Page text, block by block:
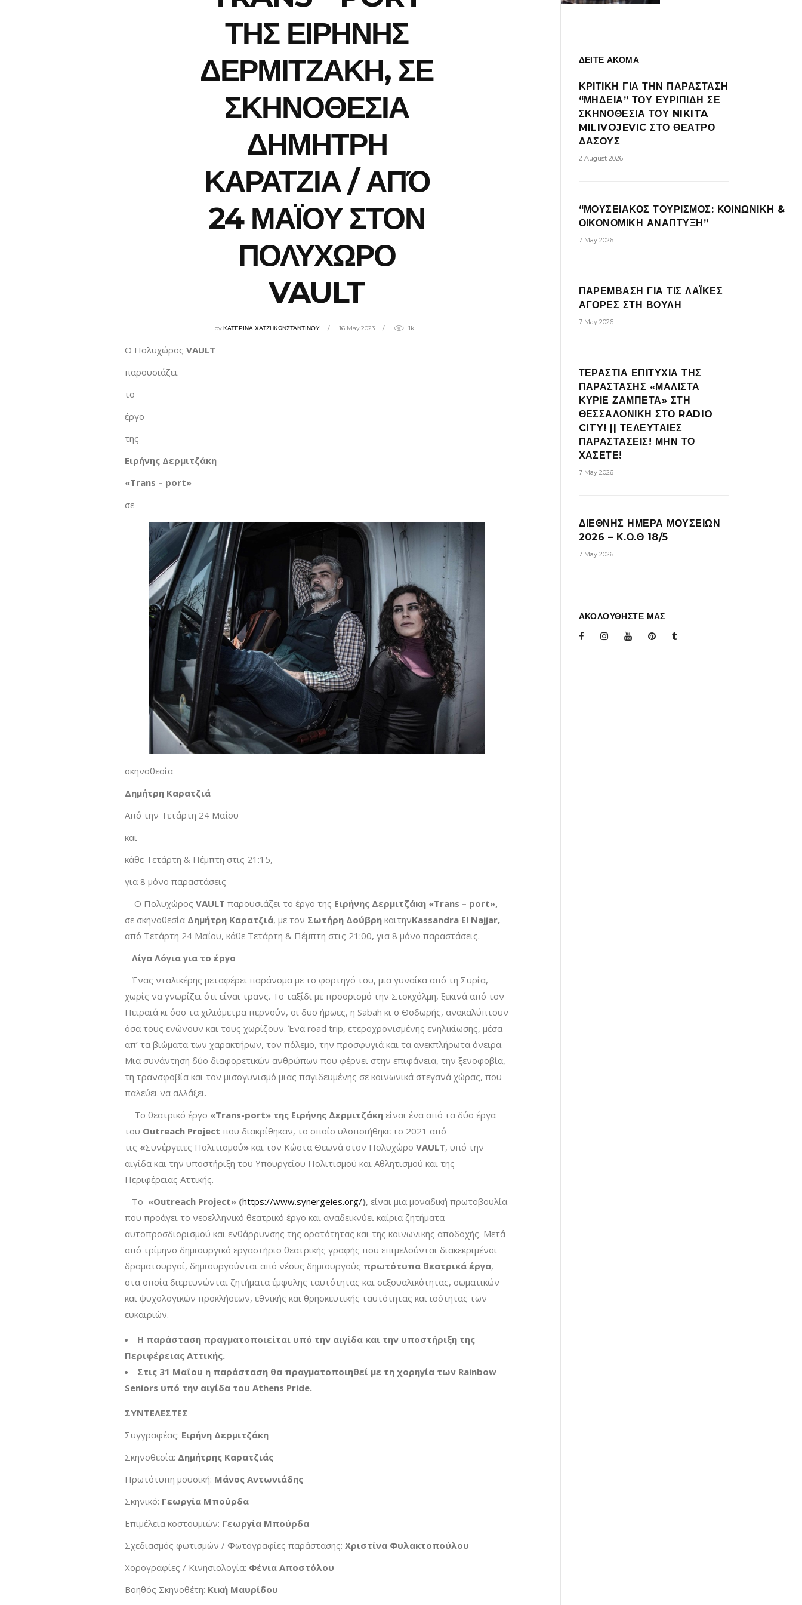
ΤΗΣ ΕΙΡΗΝΗΣ
ΔΕΡΜΙΤΖΑΚΗ, ΣΕ
ΣΚΗΝΟΘΕΣΙΑ
ΔΗΜΗΤΡΗ
ΚΑΡΑΤΖΙΑ / ΑΠΌ
24 ΜΑΪΟΥ ΣΤΟΝ
ΠΟΛΥΧΩΡΟ
VAULT
byΚΑΤΕΡΙΝΑ ΧΑΤΖΗΚΩΝΣΤΑΝΤΙΝΟΥ 16 May 2023 1k
Ο Πολυχώρος VAULT
παρουσιάζει
το
έργο
της
Ειρήνης Δερμιτζάκη
«Trans – port»
σε
σκηνοθεσία
Δημήτρη Καρατζιά
Από την Τετάρτη 24 Μαΐου
και
κάθε Τετάρτη & Πέμπτη στις 21:15,
για 8 μόνο παραστάσεις
Ο Πολυχώρος VAULT παρουσιάζει το έργο της Ειρήνης Δερμιτζάκη «Trans – port»,
σε σκηνοθεσία Δημήτρη Καρατζιά, με τον Σωτήρη Δούβρη καιτηνKassandra El Najjar,
από Τετάρτη 24 Μαΐου, κάθε Τετάρτη & Πέμπτη στις 21:00, για 8 μόνο παραστάσεις.
Λίγα Λόγια για το έργο
Ένας νταλικέρης μεταφέρει παράνομα με το φορτηγό του, μια γυναίκα από τη Συρία,
χωρίς να γνωρίζει ότι είναι τρανς. Το ταξίδι με προορισμό την Στοκχόλμη, ξεκινά από τον
Πειραιά κι όσο τα χιλιόμετρα περνούν, οι δυο ήρωες, η Sabah κι ο Θοδωρής, ανακαλύπτουν
όσα τους ενώνουν και τους χωρίζουν. Ένα road trip, ετεροχρονισμένης ενηλικίωσης, μέσα
απ’ τα βιώματα των χαρακτήρων, τον πόλεμο, την προσφυγιά και τα ανεκπλήρωτα όνειρα.
Μια συνάντηση δύο διαφορετικών ανθρώπων που φέρνει στην επιφάνεια, την ξενοφοβία,
τη τρανσφοβία και τον μισογυνισμό μιας παγιδευμένης σε κοινωνικά στεγανά χώρας, που
παλεύει να αλλάξει.
Το θεατρικό έργο «Trans-port» της Ειρήνης Δερμιτζάκη είναι ένα από τα δύο έργα
του Outreach Project που διακρίθηκαν, το οποίο υλοποιήθηκε το 2021 από
τις «Συνέργειες Πολιτισμού» και τον Κώστα Θεωνά στον Πολυχώρο VAULT, υπό την
αιγίδα και την υποστήριξη του Υπουργείου Πολιτισμού και Αθλητισμού και της
Περιφέρειας Αττικής.
Το «Outreach Project» (https://www.synergeies.org/), είναι μια μοναδική πρωτοβουλία
που προάγει το νεοελληνικό θεατρικό έργο και αναδεικνύει καίρια ζητήματα
αυτοπροσδιορισμού και ενθάρρυνσης της ορατότητας και της κοινωνικής αποδοχής. Μετά
από τρίμηνο δημιουργικό εργαστήριο θεατρικής γραφής που επιμελούνται διακεκριμένοι
δραματουργοί, δημιουργούνται από νέους δημιουργούς πρωτότυπα θεατρικά έργα,
στα οποία διερευνώνται ζητήματα έμφυλης ταυτότητας και σεξουαλικότητας, σωματικών
και ψυχολογικών προκλήσεων, εθνικής και θρησκευτικής ταυτότητας και ισότητας των
ευκαιριών.
Η παράσταση πραγματοποιείται υπό την αιγίδα και την υποστήριξη της
Περιφέρειας Αττικής.
Στις 31 Μαΐου η παράσταση θα πραγματοποιηθεί με τη χορηγία των Rainbow
Seniors υπό την αιγίδα του Athens Pride.
ΣΥΝΤΕΛΕΣΤΕΣ
Συγγραφέας: Ειρήνη Δερμιτζάκη
Σκηνοθεσία: Δημήτρης Καρατζιάς
Πρωτότυπη μουσική: Μάνος Αντωνιάδης
Σκηνικό: Γεωργία Μπούρδα
Επιμέλεια κοστουμιών: Γεωργία Μπούρδα
Σχεδιασμός φωτισμών / Φωτογραφίες παράστασης: Χριστίνα Φυλακτοπούλου
Χορογραφίες / Κινησιολογία: Φένια Αποστόλου
Βοηθός Σκηνοθέτη: Κική Μαυρίδου
ΔΕΙΤΕ ΑΚΟΜΑ
ΚΡΙΤΙΚΗ ΓΙΑ ΤΗΝ ΠΑΡΑΣΤΑΣΗ
“ΜΗΔΕΙΑ” ΤΟΥ ΕΥΡΙΠΙΔΗ ΣΕ
ΣΚΗΝΟΘΕΣΙΑ ΤΟΥ NIKITA
MILIVOJEVIC ΣΤΟ ΘΕΑΤΡΟ
ΔΑΣΟΥΣ
2 August 2026
“ΜΟΥΣΕΙΑΚΟΣ ΤΟΥΡΙΣΜΟΣ: ΚΟΙΝΩΝΙΚΗ &
ΟΙΚΟΝΟΜΙΚΗ ΑΝΑΠΤΥΞΗ”
7 May 2026
ΠΑΡΕΜΒΑΣΗ ΓΙΑ ΤΙΣ ΛΑΪΚΕΣ
ΑΓΟΡΕΣ ΣΤΗ ΒΟΥΛΗ
7 May 2026
ΤΕΡΑΣΤΙΑ ΕΠΙΤΥΧΙΑ ΤΗΣ
ΠΑΡΑΣΤΑΣΗΣ «ΜΑΛΙΣΤΑ
ΚΥΡΙΕ ΖΑΜΠΕΤΑ» ΣΤΗ
ΘΕΣΣΑΛΟΝΙΚΗ ΣΤΟ RADIO
CITY! || ΤΕΛΕΥΤΑΙΕΣ
ΠΑΡΑΣΤΑΣΕΙΣ! ΜΗΝ ΤΟ
ΧΑΣΕΤΕ!
7 May 2026
ΔΙΕΘΝΗΣ ΗΜΕΡΑ ΜΟΥΣΕΙΩΝ
2026 – Κ.Ο.Θ 18/5
7 May 2026
ΑΚΟΛΟΥΘΗΣΤΕ ΜΑΣ